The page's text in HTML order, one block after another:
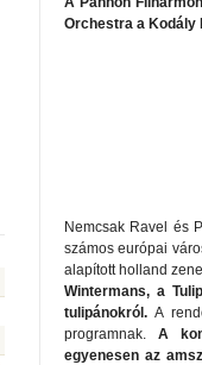
Orchestra a Kodály
Nemcsak Ravel és
számos európai
alapított holland
Wintermans, a
tulipánokról.A
programnak.A
egyenesen az